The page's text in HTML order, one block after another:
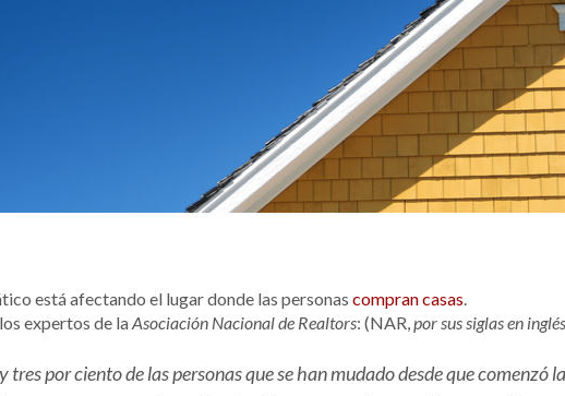
está afectando el lugar donde las personas compran casas.
los expertos de laAsociación Nacional de Realtors: (NAR,por sus siglas en inglés
tres por ciento de las personas que se han mudado desde que comenzó la